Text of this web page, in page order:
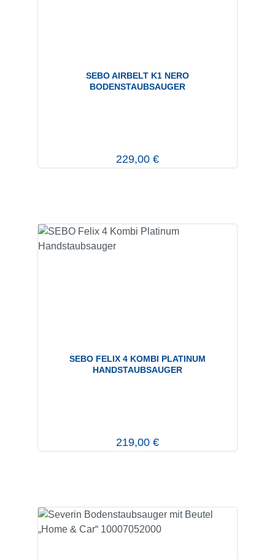
SEBO AIRBELT K1 NERO
BODENSTAUBSAUGER
Regulärer Preis:
229,00 €
SEBO FELIX 4 KOMBI PLATINUM
HANDSTAUBSAUGER
Regulärer Preis:
219,00 €